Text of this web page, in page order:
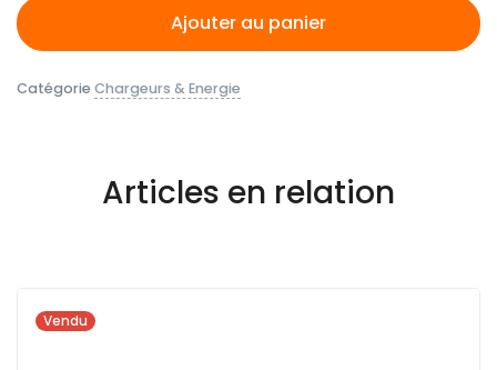
Ajouter au panier
Catégorie Chargeurs & Energie
Articles en relation
Vendu